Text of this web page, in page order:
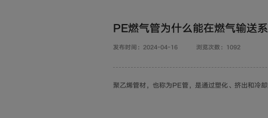
PE燃气管为什么能在燃气输送
发布时间：2024-04-16 浏览次数：1092
聚乙烯管材，也称为PE管，是通过塑化、挤出和冷